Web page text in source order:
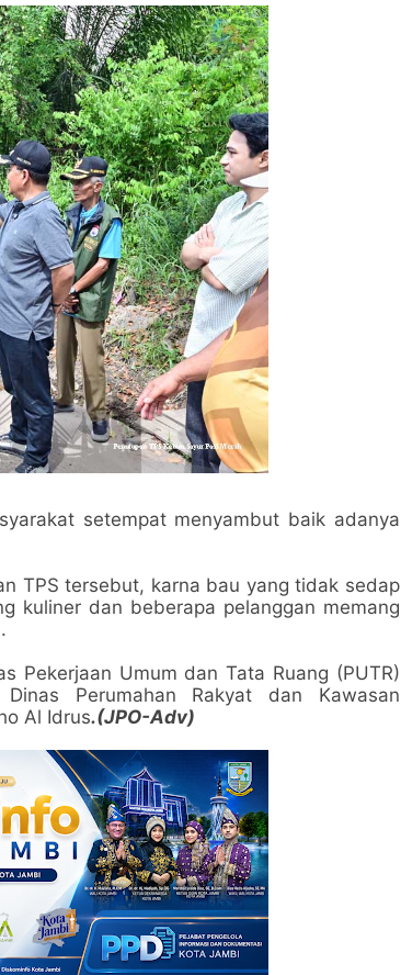
setempat menyambut baik adanya
TPS tersebut, karna bau yang tidak sedap
kuliner dan beberapa pelanggan memang
Pekerjaan Umum dan Tata Ruang (PUTR)
Perumahan Rakyat dan Kawasan
Al Idrus.(JPO-Adv)